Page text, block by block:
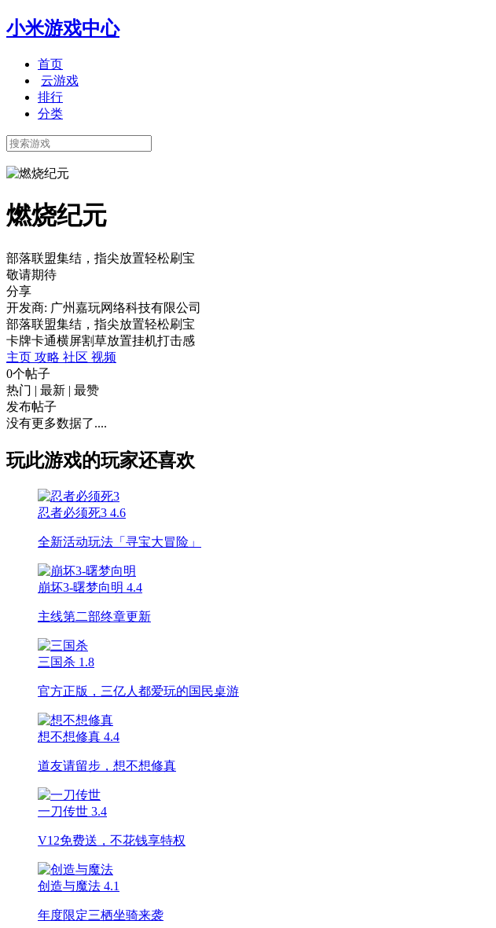
小米游戏中心
首页
云游戏
排行
分类
燃烧纪元
部落联盟集结，指尖放置轻松刷宝
敬请期待
分享
开发商: 广州嘉玩网络科技有限公司
部落联盟集结，指尖放置轻松刷宝
卡牌卡通横屏割草放置挂机打击感
主页 攻略 社区 视频
0个帖子
热门 | 最新 | 最赞
发布帖子
没有更多数据了....
玩此游戏的玩家还喜欢
忍者必须死3 4.6
全新活动玩法「寻宝大冒险」
崩坏3-曙梦向明 4.4
主线第二部终章更新
三国杀 1.8
官方正版，三亿人都爱玩的国民桌游
想不想修真 4.4
道友请留步，想不想修真
一刀传世 3.4
V12免费送，不花钱享特权
创造与魔法 4.1
年度限定三栖坐骑来袭